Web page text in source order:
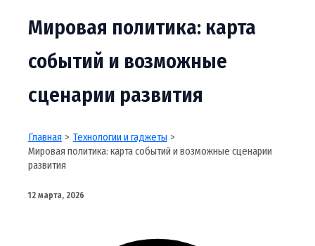
Мировая политика: карта
событий и возможные
сценарии развития
Главная
Технологии и гаджеты
Мировая политика: карта событий и возможные сценарии
развития
12 марта, 2026